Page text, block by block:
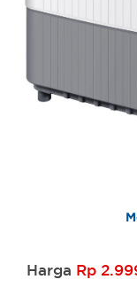
Harga Rp